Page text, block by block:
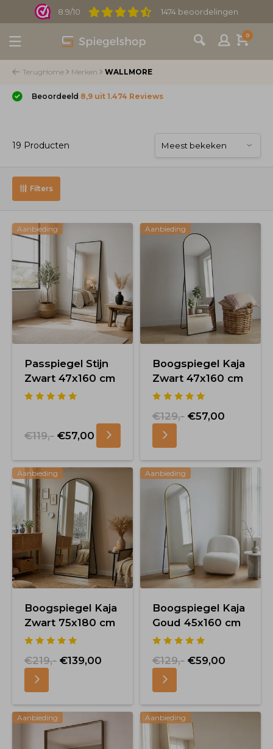
8.9/10 1474 beoordelingen
0
TerugHome Merken WALLMORE
Beoordeeld 8,9 uit 1.474 Reviews
19 Producten
Filters
Aanbieding
Passpiegel Stijn
Zwart 47x160 cm
€119,- €57,00
Aanbieding
Boogspiegel Kaja
Zwart 47x160 cm
€129,- €57,00
Aanbieding
Boogspiegel Kaja
Zwart 75x180 cm
€219,- €139,00
Aanbieding
Boogspiegel Kaja
Goud 45x160 cm
€129,- €59,00
Aanbieding Aanbieding